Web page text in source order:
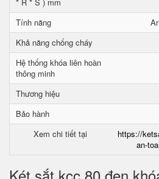
Tính năng
Khả năng chống cháy
Hệ thống khóa liên hoàn
thông minh
Thương hiệu
Bảo hành
Xem chi tiết tại
https://
an-